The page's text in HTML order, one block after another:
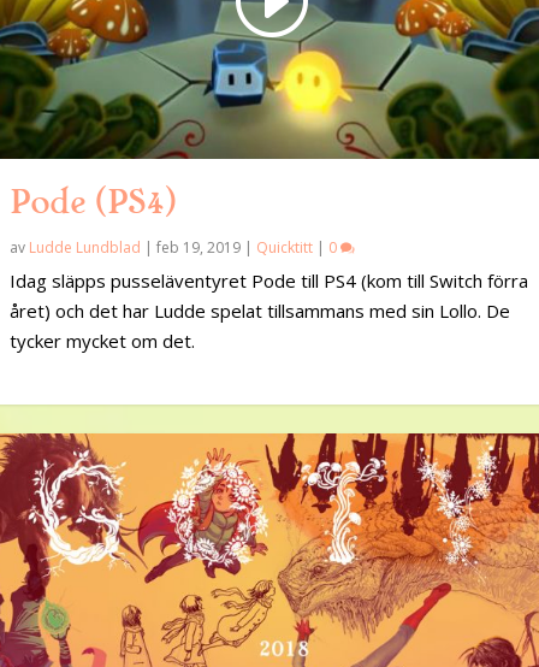
Pode (PS4)
av Ludde Lundblad | feb 19, 2019 | Quicktitt | 0
Idag släpps pusseläventyret Pode till PS4 (kom till Switch förra
året) och det har Ludde spelat tillsammans med sin Lollo. De
tycker mycket om det.